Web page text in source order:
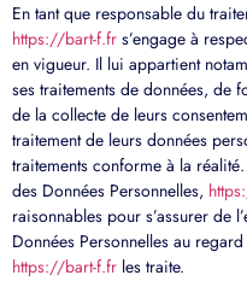
En tant que responsable du
https://bart-f.fr s’engage à
en vigueur. Il lui appartient
ses traitements de données, de
de la collecte de leurs
traitement de leurs données
traitements conforme à la
des Données Personnelles,
raisonnables pour s’assurer de
Données Personnelles au
https://bart-f.fr les traite.